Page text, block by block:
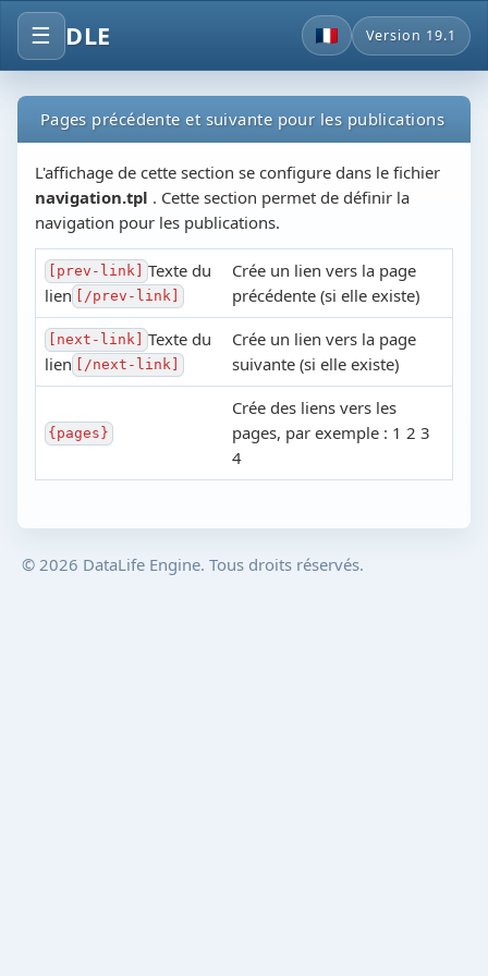
☰ DLE Version 19.1
Pages précédente et suivante pour les publications
L'affichage de cette section se configure dans le fichier
navigation.tpl . Cette section permet de définir la
navigation pour les publications.
[prev-link]
Texte du
lien
[/prev-link]
Crée un lien vers la page
précédente (si elle existe)
[next-link]
Texte du
lien
[/next-link]
Crée un lien vers la page
suivante (si elle existe)
{pages}
Crée des liens vers les
pages, par exemple : 1 2 3
4
© 2026 DataLife Engine. Tous droits réservés.